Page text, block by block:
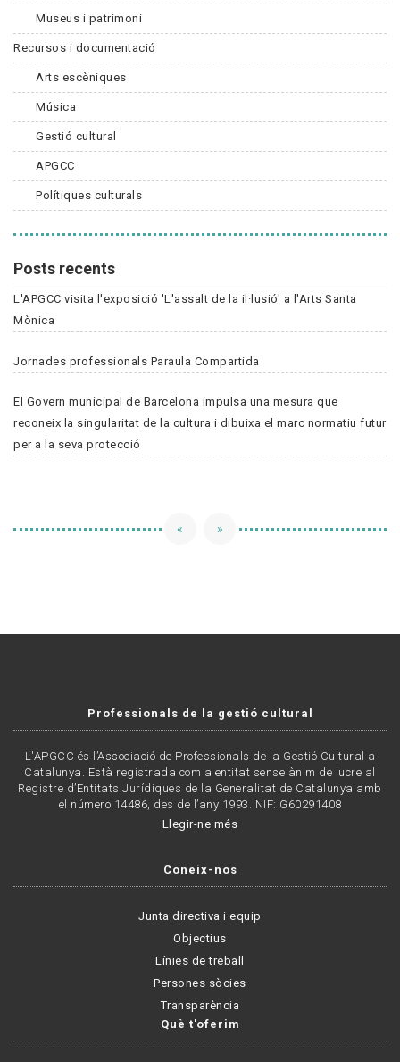
Museus i patrimoni
Recursos i documentació
Arts escèniques
Música
Gestió cultural
APGCC
Polítiques culturals
Posts recents
L'APGCC visita l'exposició 'L'assalt de la il·lusió' a l'Arts Santa
Mònica
Jornades professionals Paraula Compartida
El Govern municipal de Barcelona impulsa una mesura que
reconeix la singularitat de la cultura i dibuixa el marc normatiu futur
per a la seva protecció
« »
Professionals de la gestió cultural
L'APGCC és l’Associació de Professionals de la Gestió Cultural a
Catalunya. Està registrada com a entitat sense ànim de lucre al
Registre d’Entitats Jurídiques de la Generalitat de Catalunya amb
el número 14486, des de l’any 1993. NIF: G60291408
Llegir-ne més
Coneix-nos
Junta directiva i equip
Objectius
Línies de treball
Persones sòcies
Transparència
Què t'oferim